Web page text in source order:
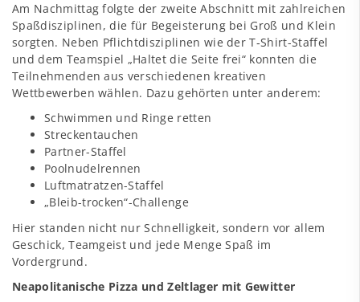
Am Nachmittag folgte der zweite Abschnitt mit zahlreichen
Spaßdisziplinen, die für Begeisterung bei Groß und Klein
sorgten. Neben Pflichtdisziplinen wie der T‑Shirt-Staffel
und dem Teamspiel „Haltet die Seite frei“ konnten die
Teilnehmenden aus verschiedenen kreativen
Wettbewerben wählen. Dazu gehörten unter anderem:
Schwimmen und Ringe retten
Streckentauchen
Partner-Staffel
Poolnudelrennen
Luftmatratzen-Staffel
„Bleib-trocken“-Challenge
Hier standen nicht nur Schnelligkeit, sondern vor allem
Geschick, Teamgeist und jede Menge Spaß im
Vordergrund.
Neapolitanische Pizza und Zeltlager mit Gewitter